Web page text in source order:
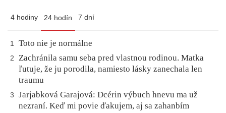
4 hodiny 24 hodín 7 dní
1 Toto nie je normálne
2
Zachránila samu seba pred vlastnou rodinou. Matka
ľutuje, že ju porodila, namiesto lásky zanechala len
traumu
3
Jarjabková Garajová: Dcérin výbuch hnevu ma už
nezraní. Keď mi povie ďakujem, aj sa zahanbím